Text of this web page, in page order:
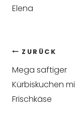
Elena
ZURÜCK
Mega saftiger
Kürbiskuchen
Frischkäse